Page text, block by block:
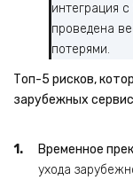
интеграция
проведена
потерями.
Топ-5 рисков,
зарубежных
Временное
ухода